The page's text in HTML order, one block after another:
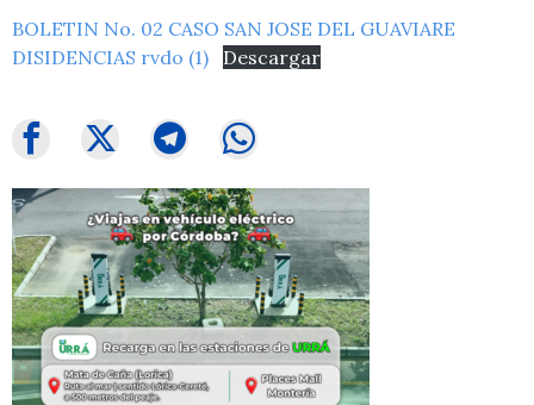
BOLETIN No. 02 CASO SAN JOSE DEL GUAVIARE
DISIDENCIAS rvdo (1)
Descargar